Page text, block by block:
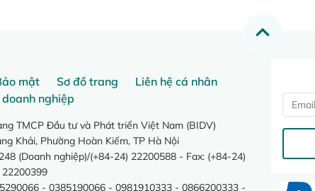
mật Sơ đồ trang
Liên hệ cá nhân
doanh nghiệp
TMCP Đầu tư và Phát triển Việt Nam (BIDV)
Khải, Phường Hoàn Kiếm, TP Hà Nội
(Doanh nghiệp)/(+84-24) 22200588 - Fax: (+84-24)
22200399
- 0385190066 - 0981910333 - 0866200333 -